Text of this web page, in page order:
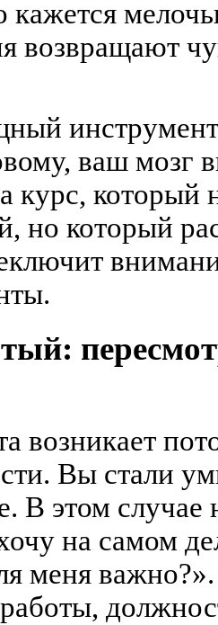
кажется
возвращают
ваш мозг
курс, который
но который
возникает
Вы стали
В этом
на самом
меня